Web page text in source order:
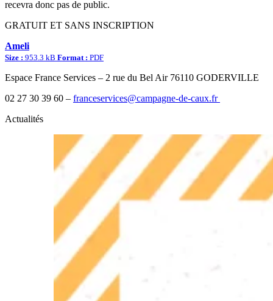
recevra donc pas de public.
GRATUIT ET SANS INSCRIPTION
Ameli
Size : 953.3 kB Format : PDF
Espace France Services – 2 rue du Bel Air 76110 GODERVILLE
02 27 30 39 60 – franceservices@campagne-de-caux.fr
Actualités